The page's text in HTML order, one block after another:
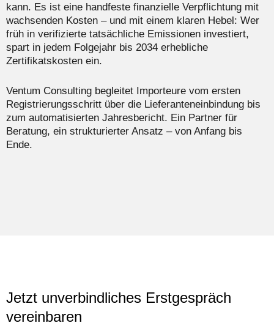
kann. Es ist eine handfeste finanzielle Verpflichtung mit
wachsenden Kosten – und mit einem klaren Hebel: Wer
früh in verifizierte tatsächliche Emissionen investiert,
spart in jedem Folgejahr bis 2034 erhebliche
Zertifikatskosten ein.
Ventum Consulting begleitet Importeure vom ersten
Registrierungsschritt über die Lieferanteneinbindung bis
zum automatisierten Jahresbericht. Ein Partner für
Beratung, ein strukturierter Ansatz – von Anfang bis
Ende.
Jetzt unverbindliches Erstgespräch
vereinbaren